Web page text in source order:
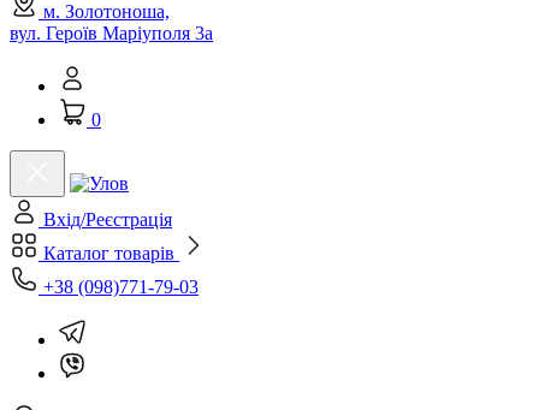
м. Золотоноша,
вул. Героїв Маріуполя 3а
0
Вхід/Реєстрація
Каталог товарів
+38 (098)771-79-03